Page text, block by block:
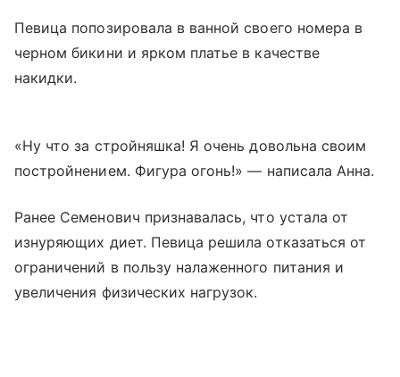
Певица попозировала в ванной своего номера в
черном бикини и ярком платье в качестве
накидки.
«Ну что за стройняшка! Я очень довольна своим
постройнением. Фигура огонь!» — написала Анна.
Ранее Семенович признавалась, что устала от
изнуряющих диет. Певица решила отказаться от
ограничений в пользу налаженного питания и
увеличения физических нагрузок.